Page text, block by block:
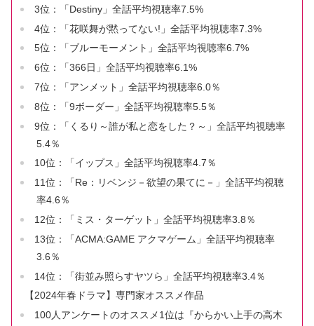
3位：「Destiny」全話平均視聴率7.5%
4位：「花咲舞が黙ってない!」全話平均視聴率7.3%
5位：「ブルーモーメント」全話平均視聴率6.7%
6位：「366日」全話平均視聴率6.1%
7位：「アンメット」全話平均視聴率6.0％
8位：「9ボーダー」全話平均視聴率5.5％
9位：「くるり～誰が私と恋をした？～」全話平均視聴率
5.4％
10位：「イップス」全話平均視聴率4.7％
11位：「Re：リベンジ－欲望の果てに－」全話平均視聴
率4.6％
12位：「ミス・ターゲット」全話平均視聴率3.8％
13位：「ACMA:GAME アクマゲーム」全話平均視聴率
3.6％
14位：「街並み照らすヤツら」全話平均視聴率3.4％
【2024年春ドラマ】専門家オススメ作品
100人アンケートのオススメ1位は『からかい上手の高木